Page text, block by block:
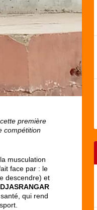
première
compétition
musculation
face par : le
descendre) et
DJASRANGAR
qui rend